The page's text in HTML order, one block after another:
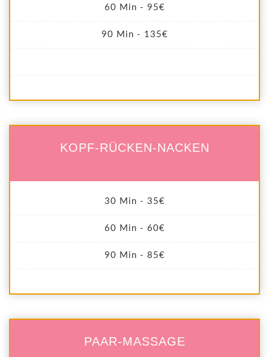
60 Min - 95€
90 Min - 135€
KOPF-RÜCKEN-NACKEN
30 Min - 35€
60 Min - 60€
90 Min - 85€
PAAR-MASSAGE